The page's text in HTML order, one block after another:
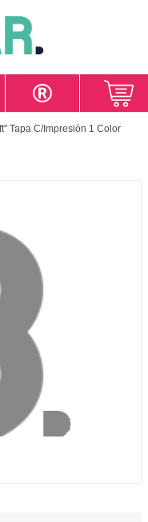
Tapa C/Impresión 1 Color